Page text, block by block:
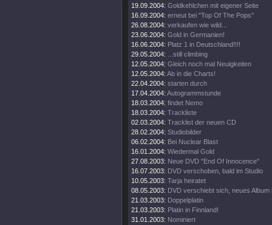
19.09.2004: Goldkehlchen mit eigener Seite
16.09.2004: erneut bei "Top Of The Pops"
26.08.2004: verkaufen wie wild...
23.06.2004: Gold in Germanien!
16.06.2004: Platz 1 in Deutschland!!!!
29.05.2004:
...still climbing
12.05.2004: Gleich noch mal Neuigkeiten
12.05.2004: Ab in die Charts!
22.04.2004: starten durch
17.04.2004: Autogrammstunde
18.03.2004: findet Nemo
18.03.2004: Trackliste
02.03.2004: Tracklist der neuen CD
28.02.2004: Studiobilder
06.02.2004: Bei Nuclear Blast
16.01.2004: Wiedermal Gold
27.08.2003: Neue DVD "End Of Innocence"
16.07.2003: DVD verschoben, bald im Studio
10.05.2003: Tarja heiratet
08.05.2003: DVD verschiebt sich, neues Album
21.03.2003: Doppelplatin
21.03.2003: Platin in Finnland!
31.01.2003: Nominiert